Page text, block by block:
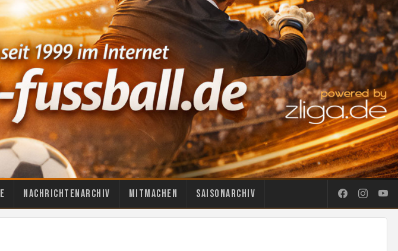
Nachrichtenarchiv Mitmachen Saisonarchiv